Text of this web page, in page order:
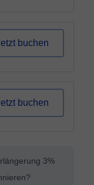
buchen
buchen
3%